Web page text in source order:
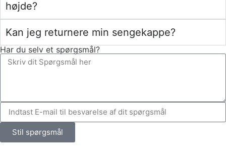
højde?
Kan jeg returnere min sengekappe?
Har du selv et spørgsmål?
Stil spørgsmål